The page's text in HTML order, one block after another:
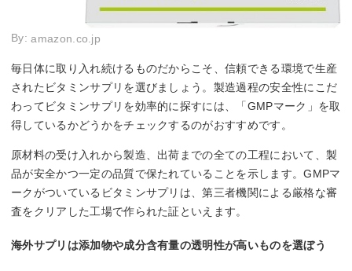
By:amazon.co.jp
毎日体に取り入れ続けるものだからこそ、信頼できる環境で生産
されたビタミンサプリを選びましょう。製造過程の安全性にこだ
わってビタミンサプリを効率的に探すには、「GMPマーク」を取
得しているかどうかをチェックするのがおすすめです。
原材料の受け入れから製造、出荷までの全ての工程において、製
品が安全かつ一定の品質で保たれていることを示します。GMPマ
ークがついているビタミンサプリは、第三者機関による厳格な審
査をクリアした工場で作られた証といえます。
海外サプリは添加物や成分含有量の透明性が高いものを選ぼう